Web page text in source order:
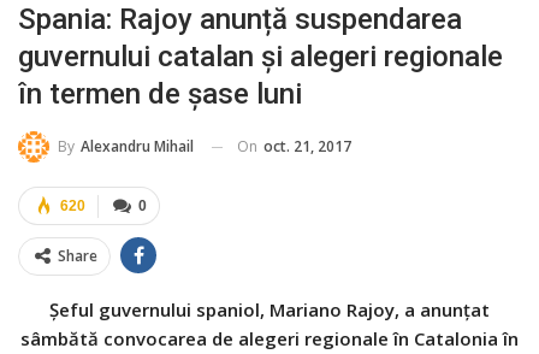
Spania: Rajoy anunță suspendarea
guvernului catalan și alegeri regionale
în termen de șase luni
By Alexandru Mihail On oct. 21, 2017
0
620
Share
Șeful guvernului spaniol, Mariano Rajoy, a anunțat
sâmbătă convocarea de alegeri regionale în Catalonia în